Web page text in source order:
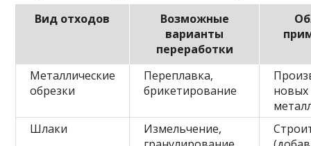
Вид отходов
Возможные
варианты
переработки
Металлические
обрезки
Переплавка,
брикетирование
новых
Шлаки
Измельчение,